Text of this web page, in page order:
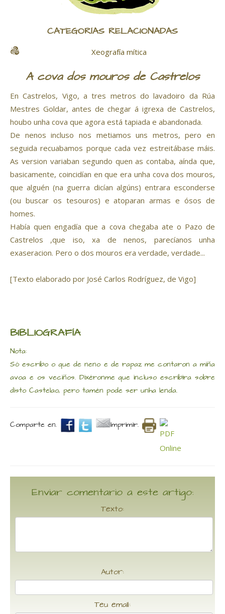
CATEGORÍAS RELACIONADAS
Xeografía mítica
A cova dos mouros de Castrelos
En Castrelos, Vigo, a tres metros do lavadoiro da Rúa
Mestres Goldar, antes de chegar á igrexa de Castrelos,
houbo unha cova que agora está tapiada e abandonada.
De nenos incluso nos metiamos uns metros, pero en
seguida recuabamos porque cada vez estreitábase máis.
As version variaban segundo quen as contaba, aínda que,
basicamente, coincidían en que era unha cova dos mouros,
que alguén (na guerra dicían algúns) entrara esconderse
(ou buscar os tesouros) e atoparan armas e ósos de
homes.
Había quen engadía que a cova chegaba ate o Pazo de
Castrelos ,que iso, xa de nenos, parecíanos unha
exaseracion. Pero o dos mouros era verdade, verdade...
[Texto elaborado por José Carlos Rodríguez, de Vigo]
BIBLIOGRAFÍA
Nota:
Só escribo o que de neno e de rapaz me contaron a miña
avoa e os veciños. Dixéronme que incluso escribira sobre
disto Castelao, pero tamén pode ser unha lenda.
Comparte en. Imprimir.
Enviar comentario a este artigo:
Texto:
Autor:
Teu email: